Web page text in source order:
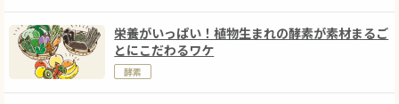
栄養がいっぱい！植物生まれの酵素が素材まるご
とにこだわるワケ
酵素